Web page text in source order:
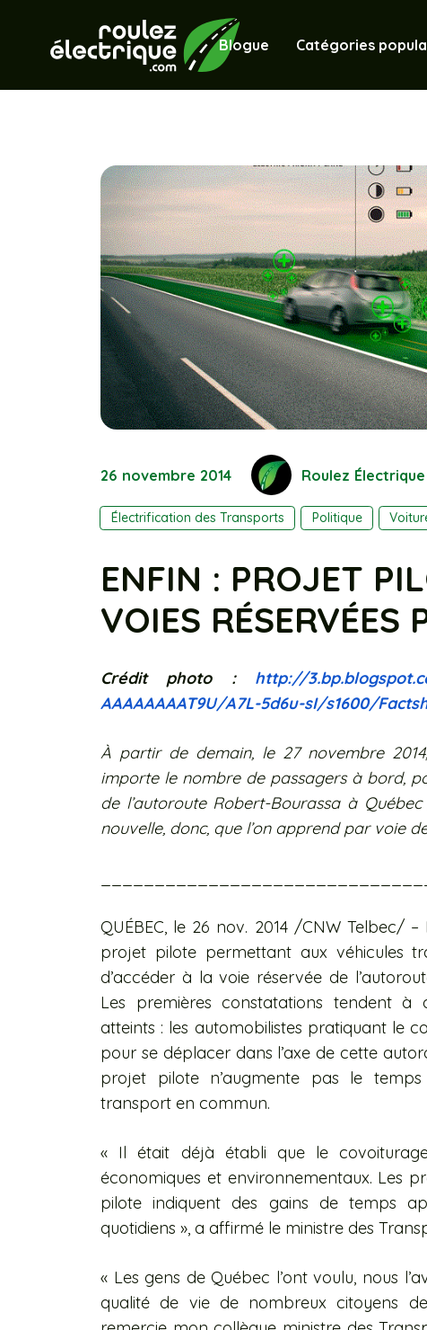
Blogue Catégories
26 novembre 2014 Roulez Électrique
Électrification des Transports Politique
ENFIN : PROJET
VOIES RÉSERVÉES
Crédit photo : http://
AAAAAAAAT9U/A7L-5d6u-sI/s1600/
À partir de demain, le 27 novembre
importe le nombre de passagers à bord,
de l’autoroute Robert-Bourassa à
nouvelle, donc, que l’on apprend par voie
QUÉBEC, le 26 nov. 2014/CNW Telbec/ –
projet pilote permettant aux véhicules
d’accéder à la voie réservée de
Les premières constatations tendent
atteints : les automobilistes pratiquant le
pour se déplacer dans l’axe de cette
projet pilote n’augmente pas le
transport en commun.
« Il était déjà établi que le
économiques et environnementaux. Les
pilote indiquent des gains de temps
quotidiens », a affirmé le ministre des
« Les gens de Québec l’ont voulu, nous
qualité de vie de nombreux citoyens